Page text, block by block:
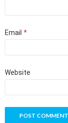
Email *
Website